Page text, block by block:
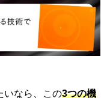
いなら、この3つの機